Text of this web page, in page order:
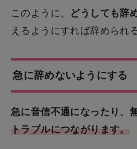
このように、 どうしても辞
えるようにすれば辞められ
急に辞めないようにする
急に音信不通になったり、
トラブルにつながります。